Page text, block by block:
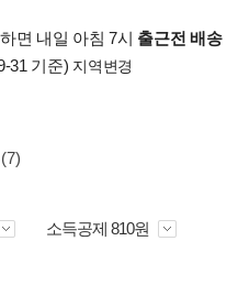
면 내일 아침 7시 출근전 배송
31 기준) 지역변경
소득공제 810원